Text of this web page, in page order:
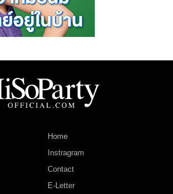
Home
Instragram
Contact
E-Letter